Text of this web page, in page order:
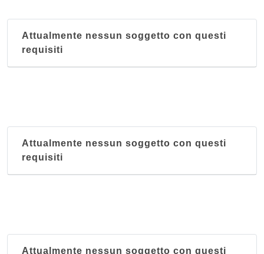
Attualmente nessun soggetto con questi
requisiti
Attualmente nessun soggetto con questi
requisiti
Attualmente nessun soggetto con questi